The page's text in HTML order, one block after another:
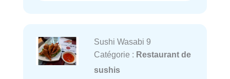
Sushi Wasabi 9
Catégorie : Restaurant de
sushis